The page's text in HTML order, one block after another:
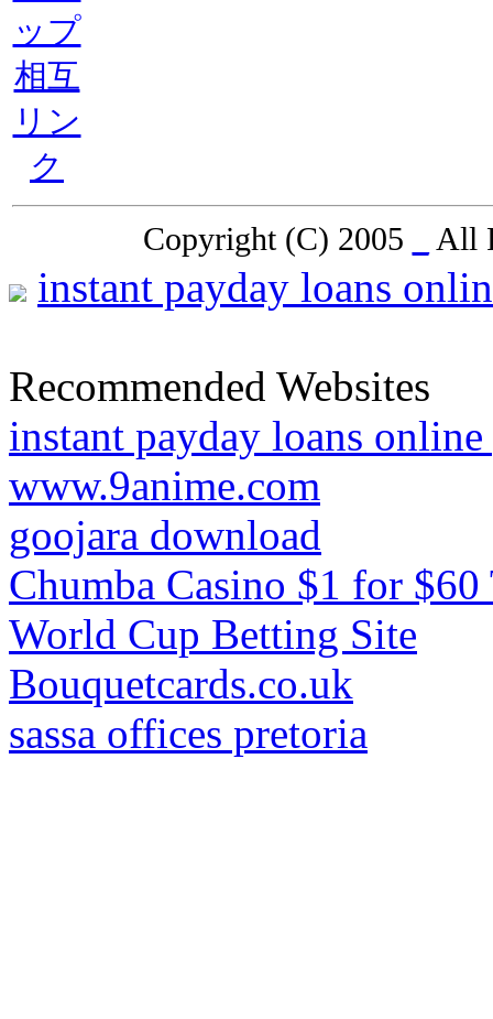
ップ
相互
リン
ク
Copyright (C) 2005
All
instant payday loans
Recommended Websites
instant payday loans
www.9anime.com
goojara download
Chumba Casino $1 for $60
World Cup Betting Site
Bouquetcards.co.uk
sassa offices pretoria